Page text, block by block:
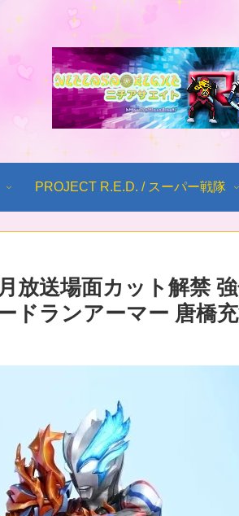
PROJECT R.E.D. / スーパー戦隊
放送場面カット解禁
ドランアーマー 唐橋